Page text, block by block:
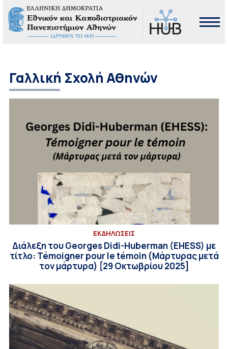
Γαλλική Σχολή Αθηνών
ΕΚΔΗΛΩΣΕΙΣ
Διάλεξη του Georges Didi-Huberman (EHESS) με
τίτλο: Témoigner pour le témoin (Μάρτυρας μετά
τον μάρτυρα) [29 Οκτωβρίου 2025]